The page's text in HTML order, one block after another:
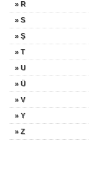
» R
» S
» Ş
» T
» U
» Ü
» V
» Y
» Z